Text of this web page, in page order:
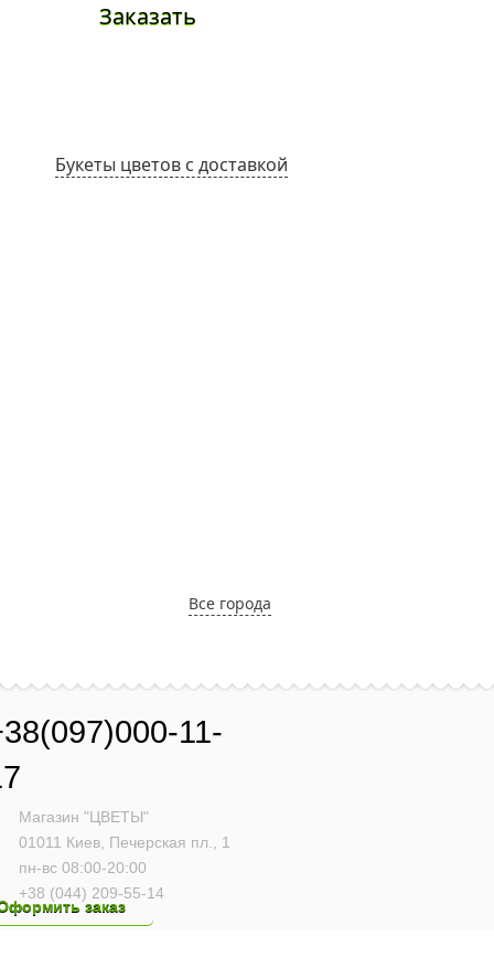
Заказать
Букеты цветов с доставкой
Все города
11-
Магазин "ЦВЕТЫ"
01011 Киев, Печерская пл., 1
пн-вс 08:00-20:00
+38 (044) 209-55-14
заказ